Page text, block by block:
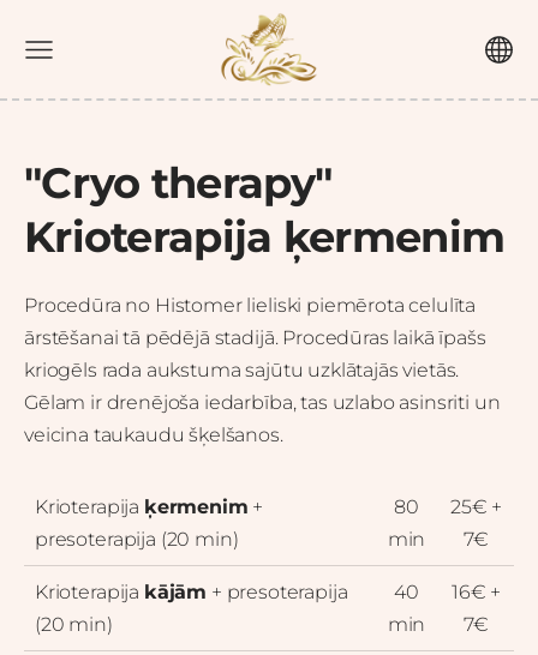
"Cryo therapy"
Krioterapija ķermenim
Procedūra no Histomer lieliski piemērota celulīta
ārstēšanai tā pēdējā stadijā. Procedūras laikā īpašs
kriogēls rada aukstuma sajūtu uzklātajās vietās.
Gēlam ir drenējoša iedarbība, tas uzlabo asinsriti un
veicina taukaudu šķelšanos.
Krioterapija ķermenim +
presoterapija (20 min)
80
min
25€ +
7€
Krioterapija kājām + presoterapija
(20 min)
40
min
16€ +
7€